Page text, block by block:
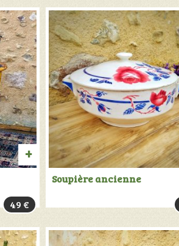
Speedy
"
AJOUTER
PANIER
49 €
Soupière ancienne